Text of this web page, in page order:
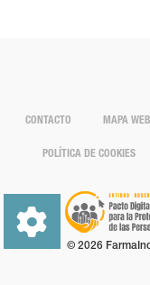
CONTACTO MAPA WEB
POLÍTICA DE COOKIES
© 2026